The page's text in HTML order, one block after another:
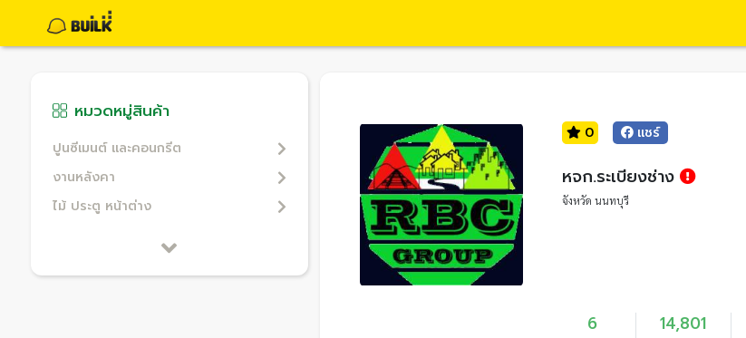
หมวดหมู่สินค้า
ปูนซีเมนต์ และคอนกรีต
งานหลังคา
ไม้ ประตู หน้าต่าง
0 แชร์
หจก.ระเบียงช่าง
จังหวัด นนทบุรี
6 14,801